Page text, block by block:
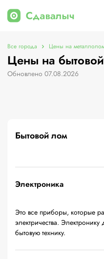
Все города Цены на металлолом
Цены на бытовой
Обновлено 07.08.2026
Бытовой лом
Электроника
Это все приборы, которые
электричества.
бытовую технику.